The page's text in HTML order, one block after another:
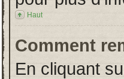
Haut
Comment
En cliquant